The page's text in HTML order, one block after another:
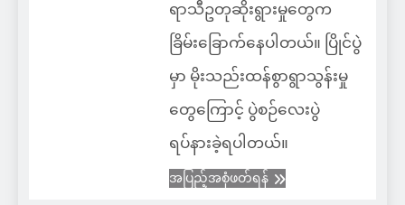
ရာသီဥတုဆိုးရွားမှုတွေက
ခြိမ်းခြောက်နေပါတယ်။ ပြိုင်ပွဲ
မှာ မိုးသည်းထန်စွာရွာသွန်းမှု
တွေကြောင့် ပွဲစဉ်လေးပွဲ
ရပ်နားခဲ့ရပါတယ်။
အပြည့်အစုံဖတ်ရန်